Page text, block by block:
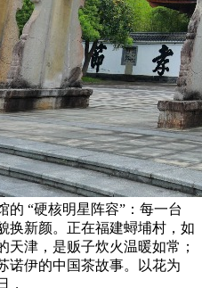
的 “硬核明星阵容”：每一台
换新颜。正在福建蟳埔村，如
津，是贩子炊火温暖如常；
诺伊的中国茶故事。以花为
，